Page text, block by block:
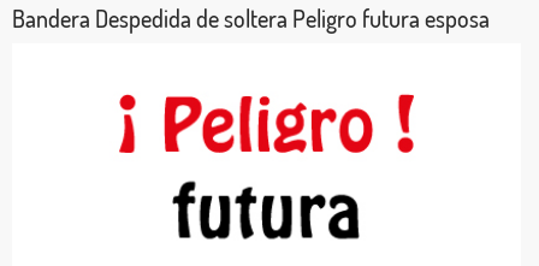
Bandera Despedida de soltera Peligro futura esposa